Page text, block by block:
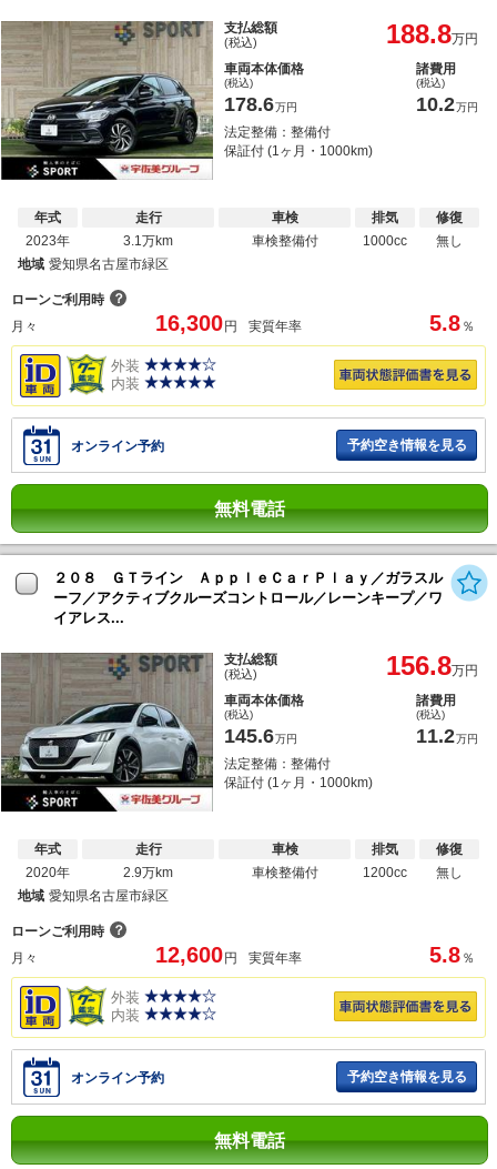
支払総額
(税込) 188.8万円
車両本体価格
(税込)
178.6万円
諸費用
(税込)
10.2万円
法定整備：整備付
保証付 (1ヶ月・1000km)
年式
2023年
走行
3.1万km
車検
車検整備付
排気
1000cc
修復
無し
地域 愛知県名古屋市緑区
ローンご利用時 ？
月々
16,300円 実質年率 5.8 ％
外装
内装
オンライン予約 予約空き情報を見る
無料電話
２０８ ＧＴライン ＡｐｐｌｅＣａｒＰｌａｙ／ガラスル
ーフ／アクティブクルーズコントロール／レーンキープ／ワ
イアレス...
支払総額
(税込) 156.8万円
車両本体価格
(税込)
145.6万円
諸費用
(税込)
11.2万円
法定整備：整備付
保証付 (1ヶ月・1000km)
年式
2020年
走行
2.9万km
車検
車検整備付
排気
1200cc
修復
無し
地域 愛知県名古屋市緑区
ローンご利用時 ？
月々
12,600円 実質年率 5.8 ％
外装
内装
オンライン予約 予約空き情報を見る
無料電話